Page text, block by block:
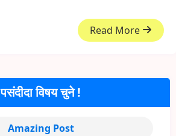
Read More
पसंदीदा विषय चुने !
Amazing Post